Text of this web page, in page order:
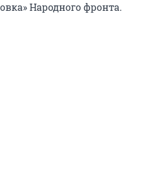
Народного фронта.